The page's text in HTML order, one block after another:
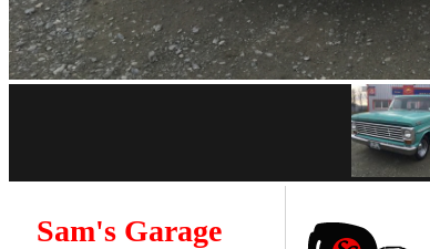
Sam's Garage